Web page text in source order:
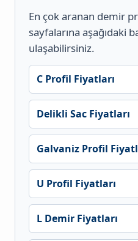
En çok aranan demir
sayfalarına aşağıdaki
ulaşabilirsiniz.
C Profil Fiyatları
Delikli Sac Fiyatları
Galvaniz Profil
U Profil Fiyatları
L Demir Fiyatları